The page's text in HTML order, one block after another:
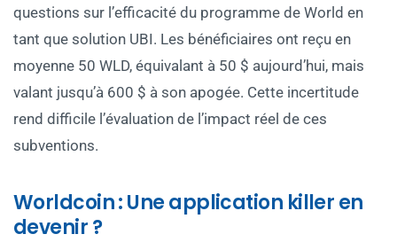
questions sur l’efficacité du programme de World en
tant que solution UBI. Les bénéficiaires ont reçu en
moyenne 50 WLD, équivalant à 50 $ aujourd’hui, mais
valant jusqu’à 600 $ à son apogée. Cette incertitude
rend difficile l’évaluation de l’impact réel de ces
subventions.
Worldcoin : Une application killer en
devenir ?